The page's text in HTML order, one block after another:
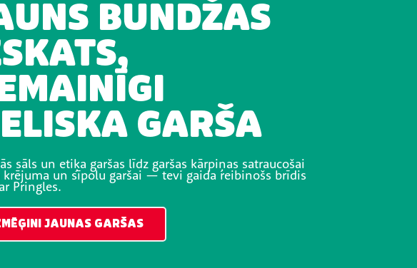
BUNDŽAS
GARŠA
sāls un etiķa garšas līdz garšas kārpiņas satraucošai
krējuma un sīpolu garšai — tevi gaida reibinošs brīdis
Pringles.
JAUNAS GARŠAS